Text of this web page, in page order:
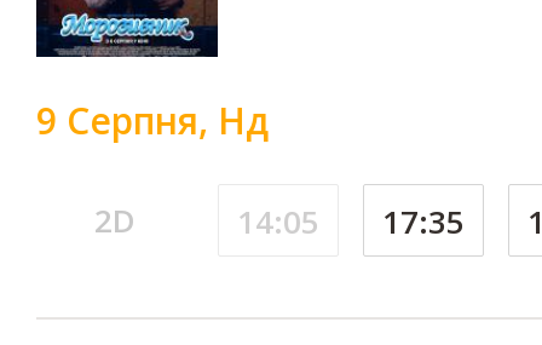
9 Серпня, Нд
2D 14:05 17:35